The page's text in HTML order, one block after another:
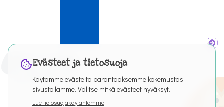
Evästeet ja tietosuoja
Käytämme evästeitä parantaaksemme kokemustasi
sivustollamme. Valitse mitkä evästeet hyväksyt.
Lue tietosuojakäytäntömme